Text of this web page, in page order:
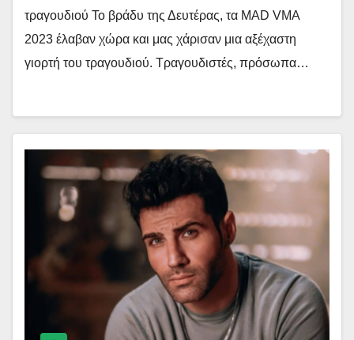
τραγουδιού Το βράδυ της Δευτέρας, τα MAD VMA
2023 έλαβαν χώρα και μας χάρισαν μια αξέχαστη
γιορτή του τραγουδιού. Τραγουδιστές, πρόσωπα…